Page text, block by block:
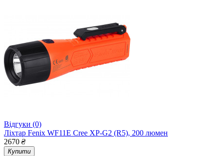
Відгуки (0)
Ліхтар Fenix WF11E Cree XP-G2 (R5), 200 люмен
2670 ₴
Купити